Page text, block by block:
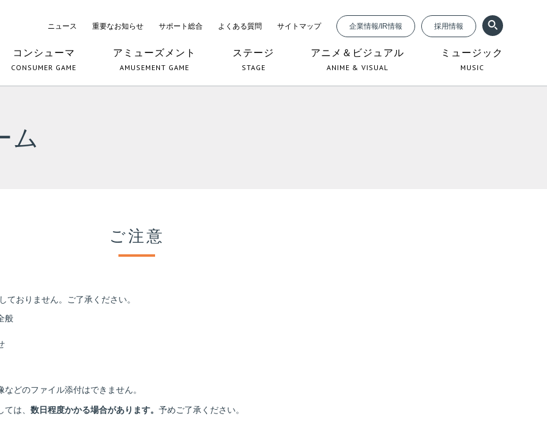
ニュース 重要なお知らせ サポート総合 よくある質問 サイトマップ 企業情報/IR情報 採用情報
コンシューマ
CONSUMER GAME
アミューズメント
AMUSEMENT GAME
ステージ
STAGE
アニメ＆ビジュアル
ANIME & VISUAL
ミュージック
MUSIC
ム
ご注意
ておりません。ご了承ください。
般
どのファイル添付はできません。
は、 数日程度かかる場合があります。 予めご了承ください。